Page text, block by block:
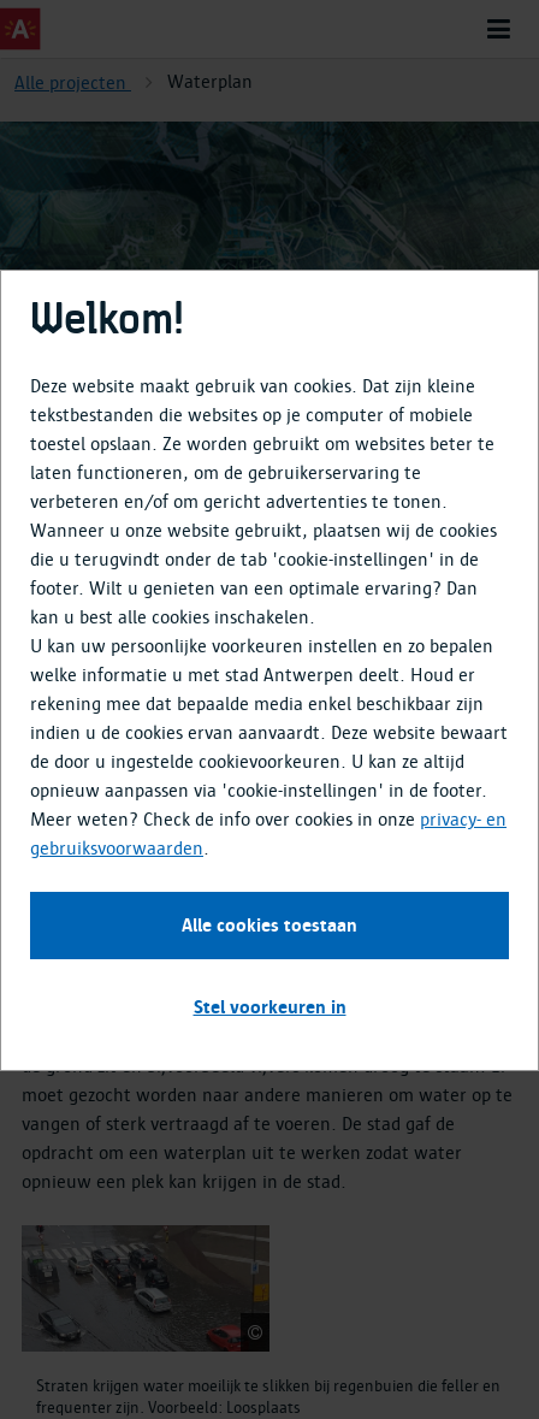
Alle projecten Waterplan
Waterplan
Over
Tijdlijn
Media & Nieuws
In de toekomst zullen felle regenbuien meer voorkomen, net
als langere droogteperiodes. Om ons hiervoor te
wapenen, maakte de stad Antwerpen een Waterplan. Dit
plan wil water opnieuw een plek geven in de stad en het
waterbewustzijn in Antwerpen verhogen. Het gaat er niet
alleen om overstromingen te voorkomen. Water maakt de
stad ook mooier, aangenamer en koeler in de zomer.
Waarom dit project?
kortere periodes meer regen vallen. Daarnaast zullen er
de grond zit en bijvoorbeeld vijvers komen droog te staan. Er
moet gezocht worden naar andere manieren om water op te
vangen of sterk vertraagd af te voeren. De stad gaf de
opdracht om een waterplan uit te werken zodat water
opnieuw een plek kan krijgen in de stad.
Straten krijgen water moeilijk te slikken bij regenbuien die feller en
frequenter zijn. Voorbeeld: Loosplaats
Welkom!
Deze website maakt gebruik van cookies. Dat zijn kleine
tekstbestanden die websites op je computer of mobiele
toestel opslaan. Ze worden gebruikt om websites beter te
laten functioneren, om de gebruikerservaring te
verbeteren en/of om gericht advertenties te tonen.
Wanneer u onze website gebruikt, plaatsen wij de cookies
die u terugvindt onder de tab 'cookie-instellingen' in de
footer. Wilt u genieten van een optimale ervaring? Dan
kan u best alle cookies inschakelen.
U kan uw persoonlijke voorkeuren instellen en zo bepalen
welke informatie u met stad Antwerpen deelt. Houd er
rekening mee dat bepaalde media enkel beschikbaar zijn
indien u de cookies ervan aanvaardt. Deze website bewaart
de door u ingestelde cookievoorkeuren. U kan ze altijd
opnieuw aanpassen via 'cookie-instellingen' in de footer.
Meer weten? Check de info over cookies in onze privacy- en
gebruiksvoorwaarden.
Alle cookies toestaan
Stel voorkeuren in